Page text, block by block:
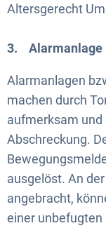
Altersgerecht
3. Alarmanlage
Alarmanlagen
machen durch
aufmerksam
Abschreckung.
ausgelöst. An
angebracht,
einer unbefugten